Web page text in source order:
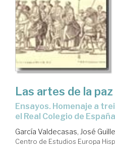
Las artes de la paz
Ensayos. Homenaje a treinta años de Rectorado en
el Real Colegio de
García Valdecasas, José
Centro de Estudios Europa